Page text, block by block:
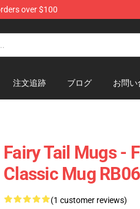
over $100
注文追跡 ブログ お問い
Fairy Tail Mugs -
Classic Mug
(1 customer reviews)